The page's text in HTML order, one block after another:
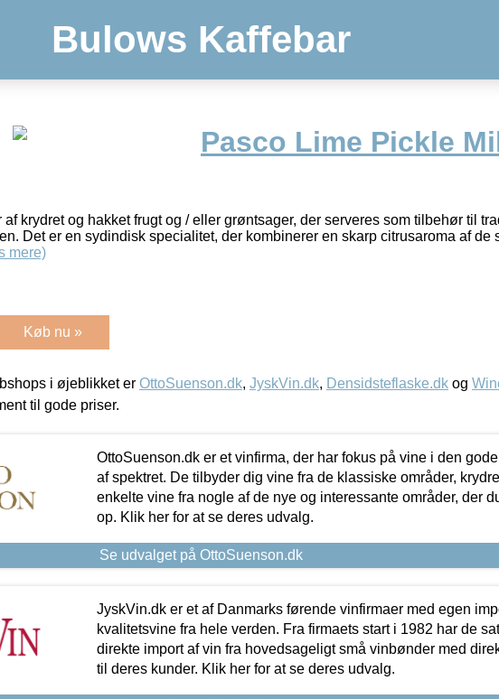
Bulows Kaffebar
Pasco Lime Pickle
krydret og hakket frugt og / eller grøntsager, der serveres som tilbehør til
Det er en sydindisk specialitet, der kombinerer en skarp citrusaroma af de
mere)
Køb nu »
i øjeblikket er OttoSuenson.dk, JyskVin.dk, Densidsteflaske.dk og
til gode priser.
OttoSuenson.dk er et vinfirma, der har fokus på vine i den
af spektret. De tilbyder dig vine fra de klassiske områder,
enkelte vine fra nogle af de nye og interessante områder, der
op. Klik her for at se deres udvalg.
Se udvalget på OttoSuenson.dk
JyskVin.dk er et af Danmarks førende vinfirmaer med egen
kvalitetsvine fra hele verden. Fra firmaets start i 1982 har de
direkte import af vin fra hovedsageligt små vinbønder med
til deres kunder. Klik her for at se deres udvalg.